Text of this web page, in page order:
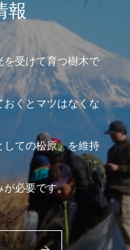
報
を受けて育つ樹木で
おくとマツはなくな
しての松原」を維持
が必要です。